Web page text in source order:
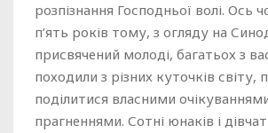
розпізнання Господньої волі. Ось
п’ять років тому, з огляду на
присвячений молоді, багатьох з
походили з різних куточків світу,
поділитися власними
прагненнями. Сотні юнаків і